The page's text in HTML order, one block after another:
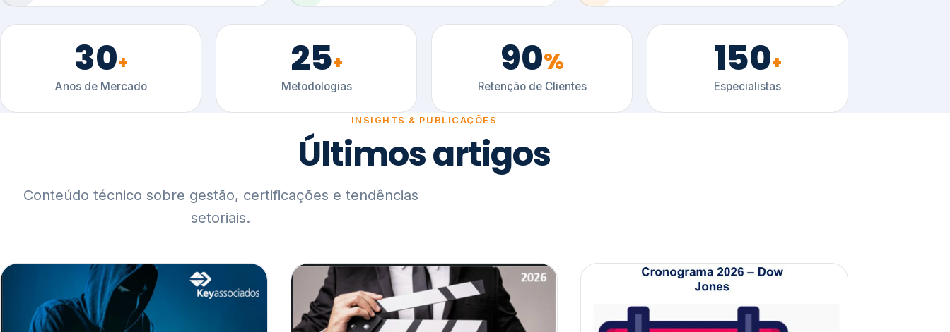
30+
Anos de Mercado
25+
Metodologias
90%
Retenção de Clientes
150+
Especialistas
INSIGHTS & PUBLICAÇÕES
Últimos artigos
Conteúdo técnico sobre gestão, certificações e tendências
setoriais.